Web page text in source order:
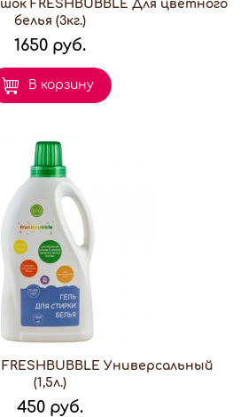
FRESHBUBBLE Для цветного
белья (3кг.)
1650 руб.
В корзину
Универсальный
(1,5л.)
450 руб.